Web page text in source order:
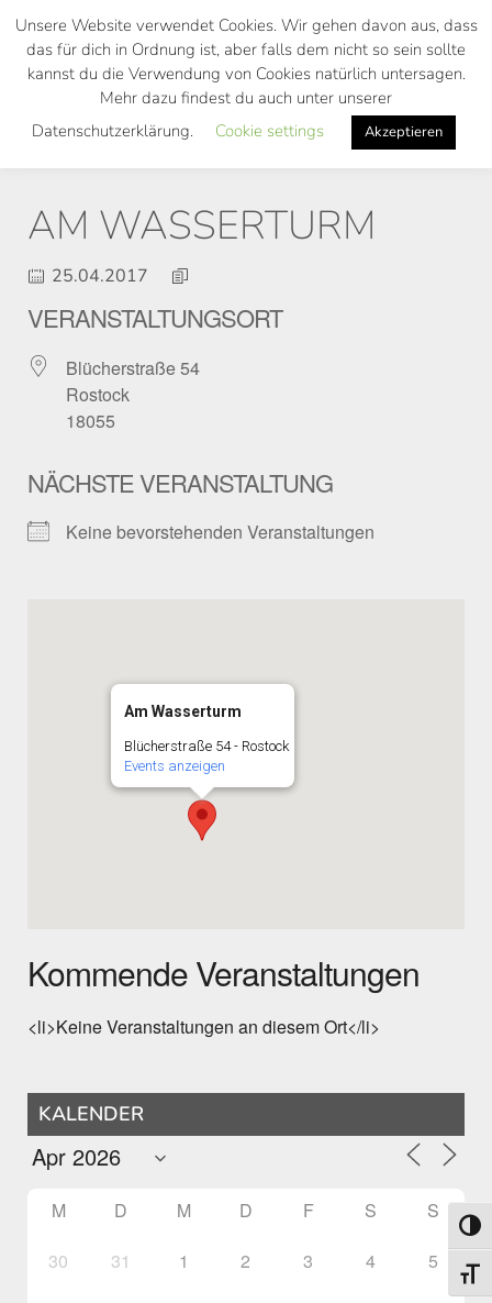
Skip
main
AM WASSERTURM
25.04.2017
VERANSTALTUNGSORT
Blücherstraße 54
Rostock
18055
NÄCHSTE VERANSTALTUNG
Keine bevorstehenden Veranstaltungen
Am Wasserturm
Blücherstraße 54 - Rostock
Events anzeigen
Kommende Veranstaltungen
<li>Keine Veranstaltungen an diesem Ort</li>
KALENDER
M D M D F S S
30 31 1 2 3 4 5
Unsere Website verwendet Cookies. Wir gehen davon aus, dass
das für dich in Ordnung ist, aber falls dem nicht so sein sollte
kannst du die Verwendung von Cookies natürlich untersagen.
Mehr dazu findest du auch unter unserer
Datenschutzerklärung.
Cookie settings Akzeptieren